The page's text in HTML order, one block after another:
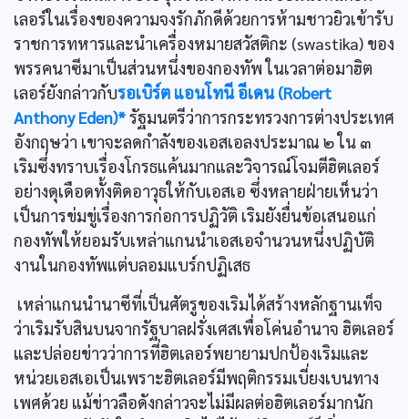
เลอร์ในเรื่องของความจงรักภักดีด้วยการห้ามชาวยิวเข้ารับ
ราชการทหารและนำเครื่องหมายสวัสติกะ (swastika) ของ
พรรคนาซีมาเป็นส่วนหนึ่งของกองทัพ ในเวลาต่อมาฮิต
เลอร์ยังกล่าวกับรอเบิร์ต แอนโทนี อีเดน (Robert
Anthony Eden)*รัฐมนตรีว่าการกระทรวงการต่างประเทศ
อังกฤษว่า เขาจะลดกำลังของเอสเอลงประมาณ ๒ ใน ๓
เริมซึ่งทราบเรื่องโกรธแค้นมากและวิจารณ์โจมตีฮิตเลอร์
อย่างดุเดือดทั้งติดอาวุธให้กับเอสเอ ซึ่งหลายฝ่ายเห็นว่า
เป็นการข่มขู่เรื่องการก่อการปฏิวัติ เริมยังยื่นข้อเสนอแก่
กองทัพให้ยอมรับเหล่าแกนนำเอสเอจำนวนหนึ่งปฏิบัติ
งานในกองทัพแต่บลอมแบร์กปฏิเสธ
เหล่าแกนนำนาซีที่เป็นศัตรูของเริมได้สร้างหลักฐานเท็จ
ว่าเริมรับสินบนจากรัฐบาลฝรั่งเศสเพื่อโค่นอำนาจ ฮิตเลอร์
และปล่อยข่าวว่าการที่ฮิตเลอร์พยายามปกป้องเริมและ
หน่วยเอสเอเป็นเพราะฮิตเลอร์มีพฤติกรรมเบี่ยงเบนทาง
เพศด้วย แม้ข่าวลือดังกล่าวจะไม่มีผลต่อฮิตเลอร์มากนัก